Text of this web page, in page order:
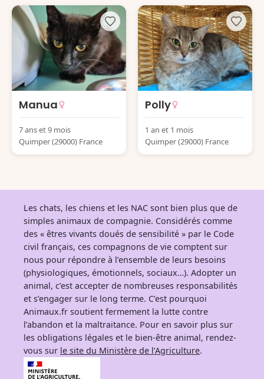
Manua
7 ans et 9 mois
Quimper (29000) France
Polly
1 an et 1 mois
Quimper (29000) France
Les chats, les chiens et les NAC sont bien plus que de
simples animaux de compagnie. Considérés comme
des « êtres vivants doués de sensibilité » par le Code
civil français, ces compagnons de vie comptent sur
nous pour répondre à l’ensemble de leurs besoins
(physiologiques, émotionnels, sociaux…). Adopter un
animal, c’est accepter de nombreuses responsabilités
et s’engager sur le long terme. C’est pourquoi
Animaux.fr soutient fermement la lutte contre
l’abandon et la maltraitance. Pour en savoir plus sur
les obligations légales et le bien-être animal, rendez-
vous sur le site du Ministère de l’Agriculture.